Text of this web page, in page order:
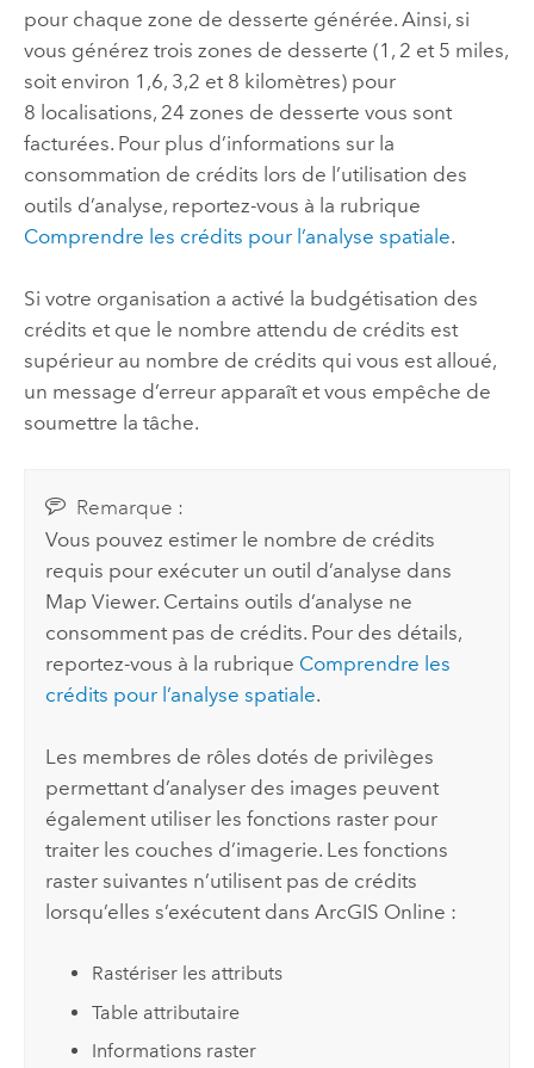
pour chaque zone de desserte générée. Ainsi, si
vous générez trois zones de desserte (1, 2 et 5 miles,
soit environ 1,6, 3,2 et 8 kilomètres) pour
8 localisations, 24 zones de desserte vous sont
facturées. Pour plus d’informations sur la
consommation de crédits lors de l’utilisation des
outils d’analyse, reportez-vous à la rubrique
Comprendre les crédits pour l’analyse spatiale.
Si votre organisation a activé la budgétisation des
crédits et que le nombre attendu de crédits est
supérieur au nombre de crédits qui vous est alloué,
un message d’erreur apparaît et vous empêche de
soumettre la tâche.
Remarque :
Vous pouvez estimer le nombre de crédits
requis pour exécuter un outil d’analyse dans
Map Viewer. Certains outils d’analyse ne
consomment pas de crédits. Pour des détails,
reportez-vous à la rubrique Comprendre les
crédits pour l’analyse spatiale.
Les membres de rôles dotés de privilèges
permettant d’analyser des images peuvent
également utiliser les fonctions raster pour
traiter les couches d’imagerie. Les fonctions
raster suivantes n’utilisent pas de crédits
lorsqu’elles s’exécutent dansArcGIS Online :
Rastériser les attributs
Table attributaire
Informations raster